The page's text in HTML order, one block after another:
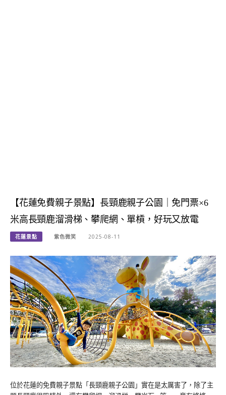
【花蓮免費親子景點】長頸鹿親子公園｜免門票×6
米高長頸鹿溜滑梯、攀爬網、單槓，好玩又放電
花蓮景點 紫色微笑 2025-08-11
位於花蓮的免費親子景點「長頸鹿親子公園」實在是太厲害了，除了主